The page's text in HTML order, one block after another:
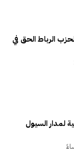
الرباط الحق في
لمدار السيول